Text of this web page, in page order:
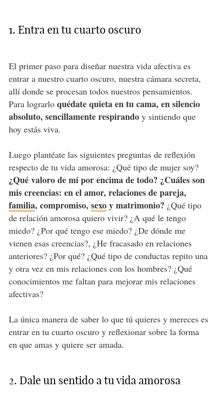
1. Entra en tu cuarto oscuro
El primer paso para diseñar nuestra vida afectiva es
entrar a nuestro cuarto oscuro, nuestra cámara secreta,
allí donde se procesan todos nuestros pensamientos.
Para lograrlo quédate quieta en tu cama, en silencio
absoluto, sencillamente respirandoy sintiendo que
hoy estás viva.
Luego plantéate las siguientes preguntas de reflexión
respecto de tu vida amorosa: ¿Qué tipo de mujer soy?
¿Qué valoro de mí por encima de todo? ¿Cuáles son
mis creencias: en el amor, relaciones de pareja,
familia, compromiso, sexoy matrimonio? ¿Qué tipo
de relación amorosa quiero vivir? ¿A qué le tengo
miedo? ¿Por qué tengo ese miedo? ¿De dónde me
vienen esas creencias?, ¿He fracasado en relaciones
anteriores? ¿Por qué? ¿Qué tipo de conductas repito una
y otra vez en mis relaciones con los hombres? ¿Qué
conocimientos me faltan para mejorar mis relaciones
afectivas?
La única manera de saber lo que tú quieres y mereces es
entrar en tu cuarto oscuro y reflexionar sobre la forma
en que amas y quiere ser amada.
2. Dale un sentido a tu vida amorosa